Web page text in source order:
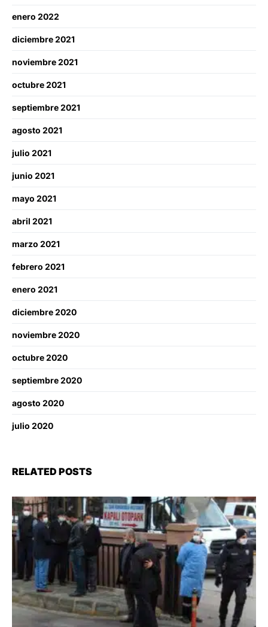
enero 2022
diciembre 2021
noviembre 2021
octubre 2021
septiembre 2021
agosto 2021
julio 2021
junio 2021
mayo 2021
abril 2021
marzo 2021
febrero 2021
enero 2021
diciembre 2020
noviembre 2020
octubre 2020
septiembre 2020
agosto 2020
julio 2020
RELATED POSTS